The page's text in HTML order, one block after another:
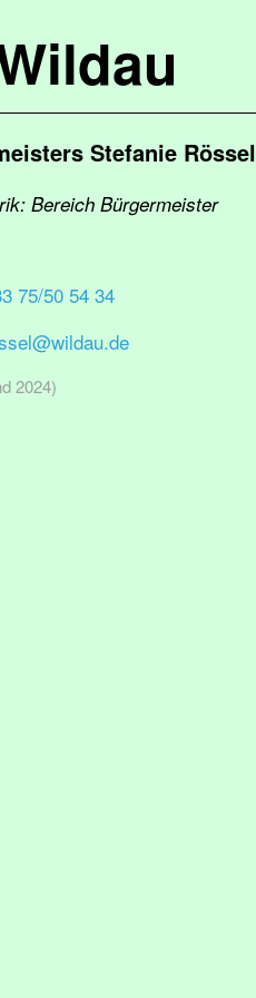
Stefanie Rössel
Bereich Bürgermeister
75/50 54 34
2024)